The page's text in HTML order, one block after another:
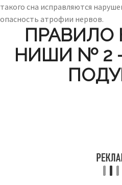
такого сна исправляются
опасность атрофии нервов.
ПРАВИЛО
НИШИ № 2